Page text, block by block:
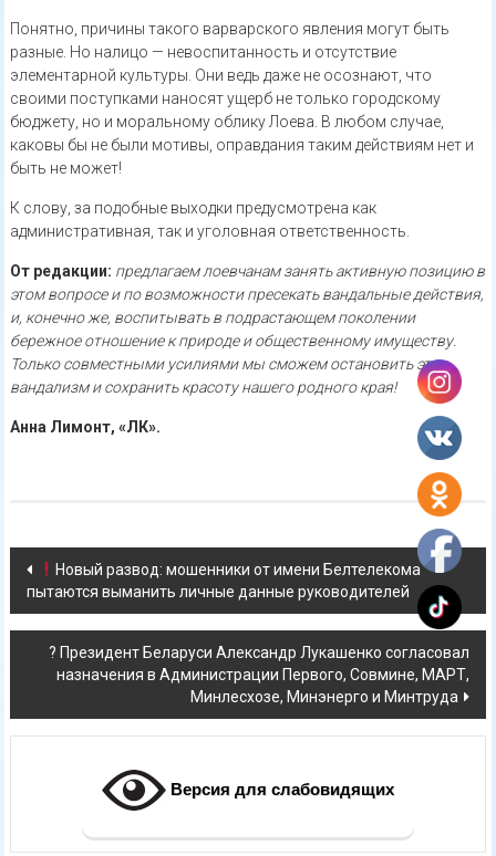
Понятно, причины такого варварского явления могут быть
разные. Но налицо — невоспитанность и отсутствие
элементарной культуры. Они ведь даже не осознают, что
своими поступками наносят ущерб не только городскому
бюджету, но и моральному облику Лоева. В любом случае,
каковы бы не были мотивы, оправдания таким действиям нет и
быть не может!
К слову, за подобные выходки предусмотрена как
административная, так и уголовная ответственность.
От редакции: предлагаем лоевчанам занять активную позицию в
этом вопросе и по возможности пресекать вандальные действия,
и, конечно же, воспитывать в подрастающем поколении
бережное отношение к природе и общественному имуществу.
Только совместными усилиями мы сможем остановить этот
вандализм и сохранить красоту нашего родного края!
Анна Лимонт, «ЛК».
Навигация
по
записям
Новый развод: мошенники от имени Белтелекома
пытаются выманить личные данные руководителей
? Президент Беларуси Александр Лукашенко согласовал
назначения в Администрации Первого, Совмине, МАРТ,
Минлесхозе, Минэнерго и Минтруда
Версия для слабовидящих